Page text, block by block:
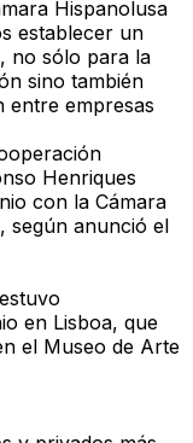
Hispanolusa
establecer un
no sólo para la
sino también
entre empresas
Henriques
con la Cámara
según anunció el
en Lisboa, que
el Museo de Arte